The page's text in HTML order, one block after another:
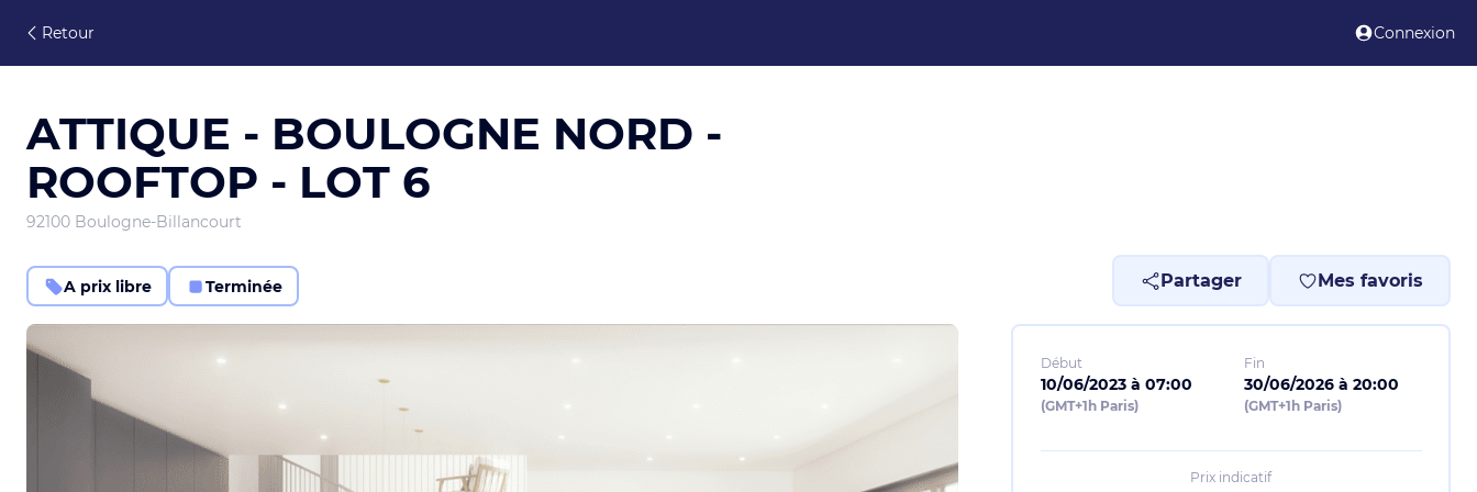
Retour Connexion
ATTIQUE - BOULOGNE NORD -
ROOFTOP - LOT 6
92100 Boulogne-Billancourt
A prix libre Terminée Partager Mes favoris
Début
10/06/2023 à 07:00
(GMT+1h Paris)
Fin
30/06/2026 à 20:00
(GMT+1h Paris)
Prix indicatif